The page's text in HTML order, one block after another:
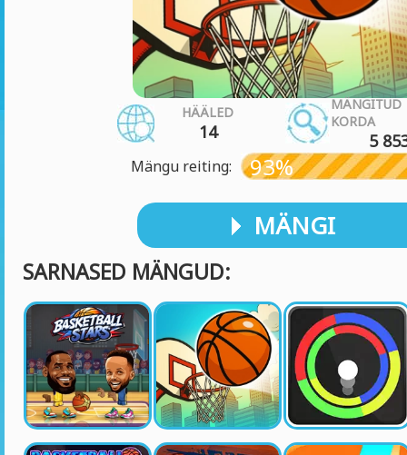
HÄÄLED
14
MÄNGITUD
KORDA
5
Mängu reiting: 93%
MÄNGI
SARNASED MÄNGUD: